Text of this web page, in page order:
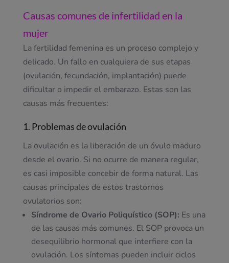
Causas comunes de infertilidad en la
mujer
La fertilidad femenina es un proceso complejo y
delicado. Un fallo en cualquiera de sus etapas
(ovulación, fecundación, implantación) puede
dificultar o impedir el embarazo. Estas son las
causas más frecuentes:
1. Problemas de ovulación
La ovulación es la liberación de un óvulo maduro
desde el ovario. Si no ocurre de manera regular,
es casi imposible concebir de forma natural. Las
causas principales de estos trastornos
ovulatorios son:
Síndrome de Ovario Poliquístico (SOP): Es una
de las causas más comunes. El SOP provoca un
desequilibrio hormonal que interfiere con la
ovulación. Los síntomas pueden incluir ciclos